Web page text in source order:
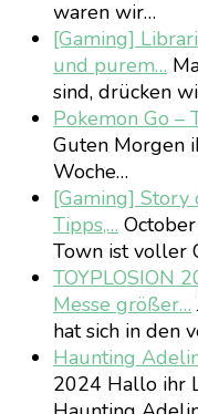
waren wir…
[Gaming]
und purem…
sind, drücken
Pokemon Go –
Guten Morgen
Woche…
[Gaming] Story
Tipps,…
Town ist voller
TOYPLOSION
Messe größer…
hat sich in den
Haunting
2024 Hallo ihr